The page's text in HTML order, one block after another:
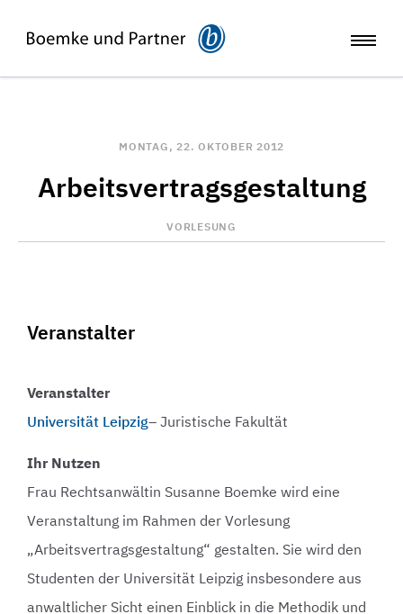
MONTAG, 22. OKTOBER 2012
Arbeitsvertragsgestaltung
VORLESUNG
Veranstalter
Veranstalter
Universität Leipzig– Juristische Fakultät
Ihr Nutzen
Frau Rechtsanwältin Susanne Boemke wird eine
Veranstaltung im Rahmen der Vorlesung
„Arbeitsvertragsgestaltung“ gestalten. Sie wird den
Studenten der Universität Leipzig insbesondere aus
anwaltlicher Sicht einen Einblick in die Methodik und